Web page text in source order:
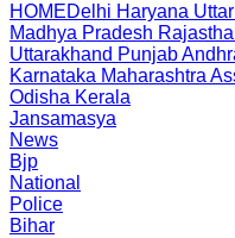
HOMEDelhi Haryana
Madhya Pradesh
Uttarakhand Punjab
Karnataka Maharashtra
Odisha Kerala
Jansamasya
News
Bjp
National
Police
Bihar